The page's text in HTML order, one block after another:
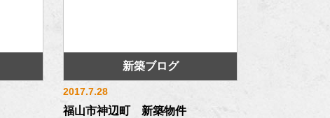
新築ブログ
2017.7.28
福山市神辺町 新築物件